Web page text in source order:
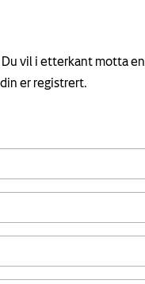
vil i etterkant motta en
er registrert.